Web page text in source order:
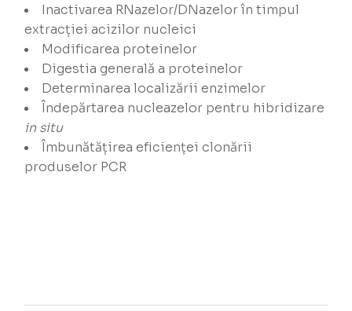
Inactivarea RNazelor/DNazelor în timpul
extracției acizilor nucleici
Modificarea proteinelor
Digestia generală a proteinelor
Determinarea localizării enzimelor
Îndepărtarea nucleazelor pentru hibridizare
in situ
Îmbunătățirea eficienței clonării
produselor PCR